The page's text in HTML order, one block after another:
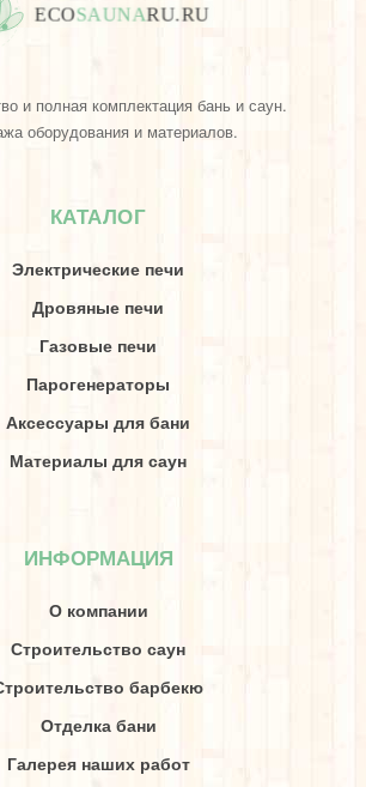
ECOSAUNARU.RU
и полная комплектация бань и саун.
оборудования и материалов.
КАТАЛОГ
Электрические печи
Дровяные печи
Газовые печи
Парогенераторы
Аксессуары для бани
Материалы для саун
ИНФОРМАЦИЯ
О компании
Строительство саун
барбекю
Отделка бани
Галерея наших работ